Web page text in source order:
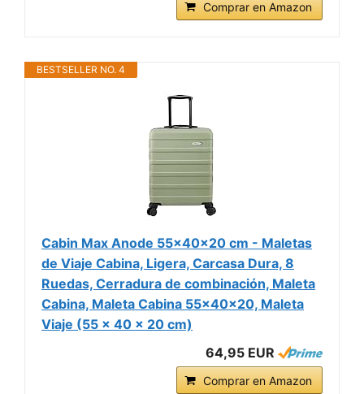
Comprar en Amazon
BESTSELLER NO. 4
Cabin Max Anode 55x40x20 cm - Maletas
de Viaje Cabina, Ligera, Carcasa Dura, 8
Ruedas, Cerradura de combinación, Maleta
Cabina, Maleta Cabina 55x40x20, Maleta
Viaje (55 x 40 x 20 cm)
64,95 EUR
Comprar en Amazon